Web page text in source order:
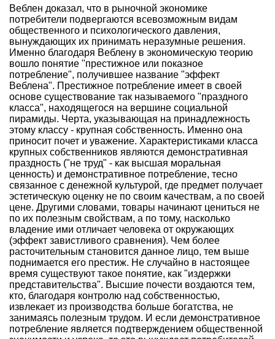
Веблен доказал, что в рыночной экономике
потребители подвергаются всевозможным видам
общественного и психологического давления,
вынуждающих их принимать неразумные решения.
Именно благодаря Веблену в экономическую теорию
вошло понятие "престижное или показное
потребление", получившее название "эффект
Веблена". Престижное потребление имеет в своей
основе существование так называемого "праздного
класса", находящегося на вершине социальной
пирамиды. Черта, указывающая на принадлежность
этому классу - крупная собственность. Именно она
приносит почет и уважение. Характеристиками класса
крупных собственников являются демонстративная
праздность ("не труд" - как высшая моральная
ценность) и демонстративное потребление, тесно
связанное с денежной культурой, где предмет получает
эстетическую оценку не по своим качествам, а по своей
цене. Другими словами, товары начинают цениться не
по их полезным свойствам, а по тому, насколько
владение ими отличает человека от окружающих
(эффект завистливого сравнения). Чем более
расточительным становится данное лицо, тем выше
поднимается его престиж. Не случайно в настоящее
время существуют такое понятие, как "издержки
представительства". Высшие почести воздаются тем,
кто, благодаря контролю над собственностью,
извлекает из производства больше богатства, не
занимаясь полезным трудом. И если демонстративное
потребление является подтверждением общественной